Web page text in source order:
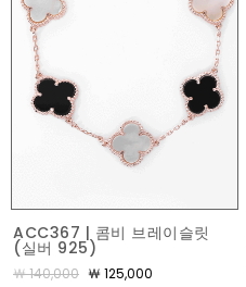
ACC367 | 콤비 브레이슬릿
(실버 925)
￦ 140,000 ￦ 125,000